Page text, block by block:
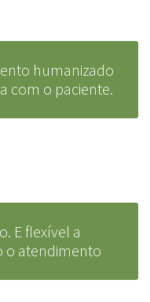
humanizado
com o paciente.
E flexível a
o atendimento